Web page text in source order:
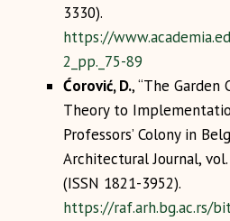
3330).
https://
2_pp._75-89
Ćorović, D., “The
Theory to
Professors’ Colony in
Architectural Journal,
(ISSN 1821-3952).
https://raf.arh.bg.ac.rs/